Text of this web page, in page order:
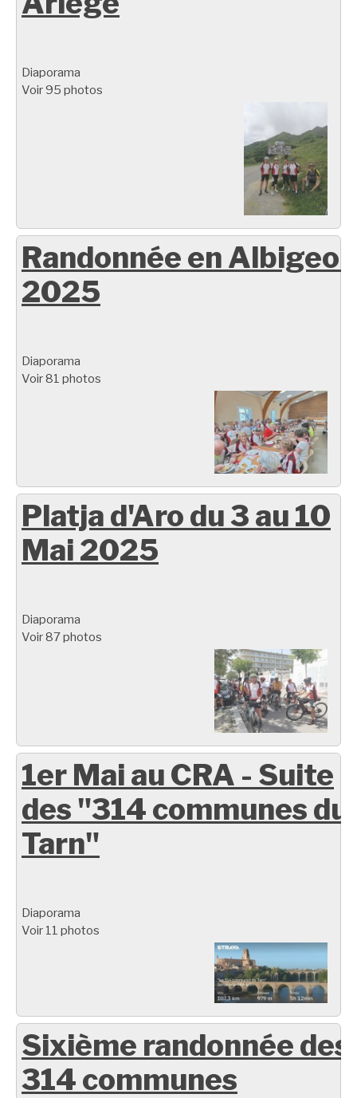
Diaporama
Voir 95 photos
Randonnée en
2025
Diaporama
Voir 81 photos
Platja d'Aro du 3 au 10
Mai 2025
Diaporama
Voir 87 photos
1er Mai au CRA - Suite
des "314 communes du
Tarn"
Diaporama
Voir 11 photos
Sixième randonnée des
314 communes